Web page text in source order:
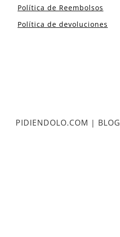
Política de Reembolsos
Política de devoluciones
PIDIENDOLO.COM | BLOG